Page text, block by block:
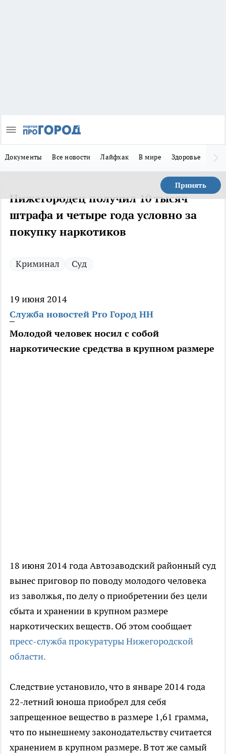
Документы Все новости Лайфхак В мире Здоровье
Принять
Нижегородец получил 10 тысяч
штрафа и четыре года условно за
покупку наркотиков
Криминал Суд
19 июня 2014
Служба новостей Pro Город НН
Молодой человек носил с собой
наркотические средства в крупном размере
18 июня 2014 года Автозаводский районный суд
вынес приговор по поводу молодого человека
из заволжья, по делу о приобретении без цели
сбыта и хранении в крупном размере
наркотических веществ. Об этом сообщает
пресс-служба прокуратуры Нижегородской
области.
Следствие установило, что в январе 2014 года
22-летний юноша приобрел для себя
запрещенное вещество в размере 1,61 грамма,
что по нынешнему законодательству считается
хранением в крупном размере. В тот же самый